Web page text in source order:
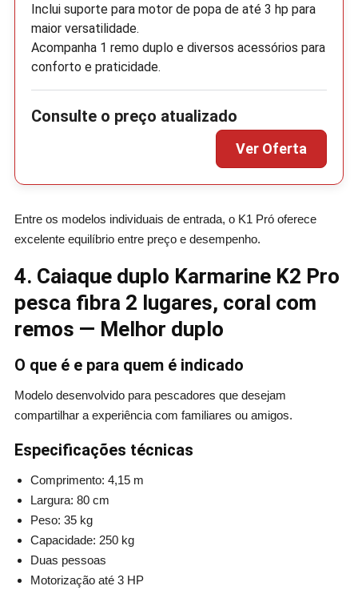
Inclui suporte para motor de popa de até 3 hp para
maior versatilidade.
Acompanha 1 remo duplo e diversos acessórios para
conforto e praticidade.
Entre os modelos individuais de entrada, o K1 Pró oferece
excelente equilíbrio entre preço e desempenho.
4. Caiaque duplo Karmarine K2 Pro
pesca fibra 2 lugares, coral com
remos — Melhor duplo
O que é e para quem é indicado
Modelo desenvolvido para pescadores que desejam
compartilhar a experiência com familiares ou amigos.
Especificações técnicas
Comprimento: 4,15 m
Largura: 80 cm
Peso: 35 kg
Capacidade: 250 kg
Duas pessoas
Motorização até 3 HP